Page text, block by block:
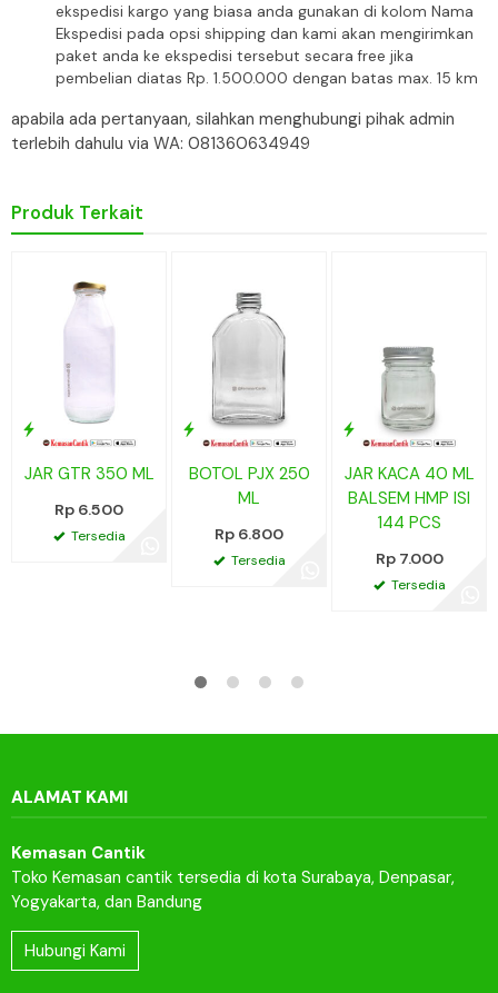
ekspedisi kargo yang biasa anda gunakan di kolom Nama
Ekspedisi pada opsi shipping dan kami akan mengirimkan
paket anda ke ekspedisi tersebut secara free jika
pembelian diatas Rp. 1.500.000 dengan batas max. 15 km
apabila ada pertanyaan, silahkan menghubungi pihak admin
terlebih dahulu via WA: 081360634949
Produk Terkait
JAR GTR 350 ML
Rp 6.500
Tersedia
BOTOL PJX 250
ML
Rp 6.800
Tersedia
JAR KACA 40 ML
BALSEM HMP ISI
144 PCS
Rp 7.000
Tersedia
ALAMAT KAMI
Kemasan Cantik
Toko Kemasan cantik tersedia di kota Surabaya, Denpasar,
Yogyakarta, dan Bandung
Hubungi Kami